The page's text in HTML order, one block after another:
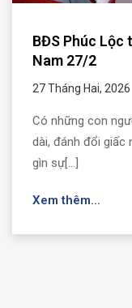
BĐS Phúc Lộc
Nam 27/2
27 Tháng Hai, 2026
Có những con
dài, đánh đổi giấc
gìn sự[...]
Xem thêm...